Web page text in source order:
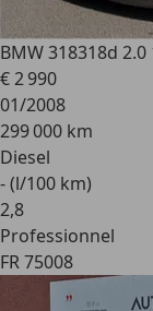
BMW 318318d 2.0
€ 2 990
01/2008
299 000 km
Diesel
- (l/100 km)
2,8
Professionnel
FR 75008